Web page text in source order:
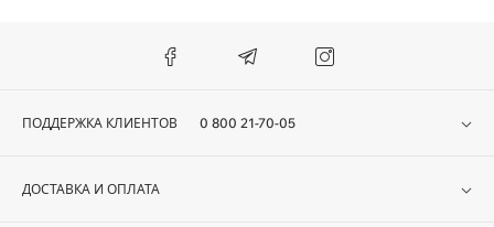
ПОДДЕРЖКА КЛИЕНТОВ 0 800 21-70-05
ДОСТАВКА И ОПЛАТА